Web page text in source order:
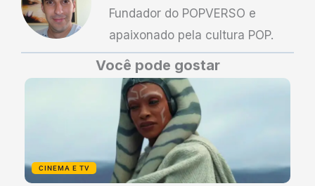
Fundador do POPVERSO e
apaixonado pela cultura POP.
Você pode gostar
CINEMA E TV